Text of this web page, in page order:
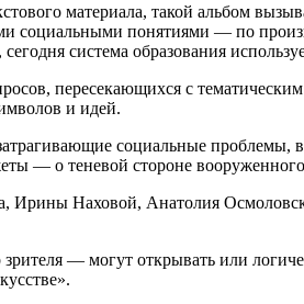
материала, такой альбом
понятиями — по
система образования
пересекающихся с
и идей.
социальные проблемы,
— о теневой стороне
Ирины Наховой, Анатолия
— могут открывать или